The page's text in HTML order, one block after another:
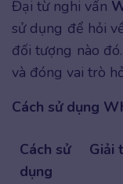
Đại từ nghi vấn
sử dụng để hỏi
đối tượng nào đó.
và đóng vai trò
Cách sử dụng
Cách sử
dụng
Giải